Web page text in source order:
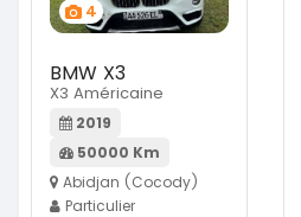
4
BMW X3
X3 Américaine
2019
50000 Km
Abidjan (Cocody)
Particulier